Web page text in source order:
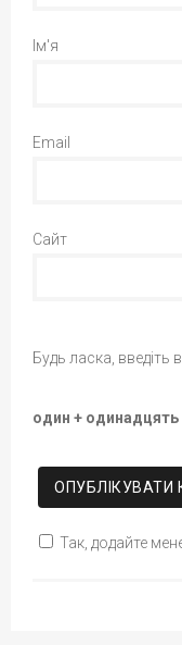
Ім'я
Email
Сайт
Будь ласка, введіть
один + одинадцять
Так, додайте